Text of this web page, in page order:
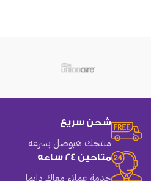
شحن سريع
منتجك هيوصل بسرعه
متاحين 24 ساعه
خدمة عملاء معاك دايما